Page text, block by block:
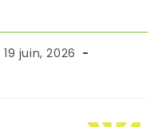
19 juin, 2026